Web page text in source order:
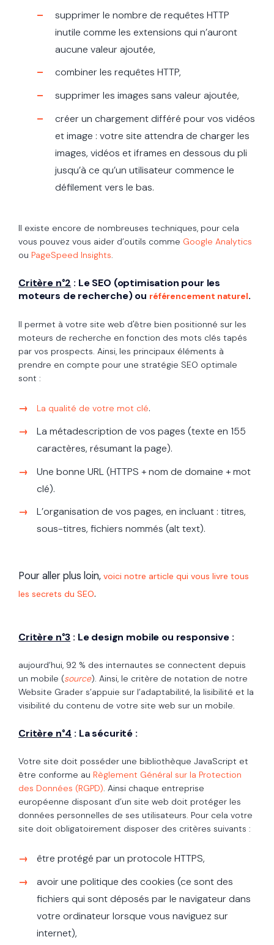
supprimer le nombre de requêtes HTTP
inutile comme les extensions qui n’auront
aucune valeur ajoutée,
combiner les requêtes HTTP,
supprimer les images sans valeur ajoutée,
créer un chargement différé pour vos vidéos
et image : votre site attendra de charger les
images, vidéos et iframes en dessous du pli
jusqu’à ce qu’un utilisateur commence le
défilement vers le bas.
Il existe encore de nombreuses techniques, pour cela
vous pouvez vous aider d’outils comme Google Analytics
ou PageSpeed Insights.
Critère n°2 : Le SEO (optimisation pour les
moteurs de recherche) ou référencement naturel.
Il permet à votre site web d'être bien positionné sur les
moteurs de recherche en fonction des mots clés tapés
par vos prospects. Ainsi, les principaux éléments à
prendre en compte pour une stratégie SEO optimale
sont :
La qualité de votre mot clé.
La métadescription de vos pages (texte en 155
caractères, résumant la page).
Une bonne URL (HTTPS + nom de domaine + mot
clé).
L’organisation de vos pages, en incluant : titres,
sous-titres, fichiers nommés (alt text).
Pour aller plus loin, voici notre article qui vous livre tous
les secrets du SEO.
Critère n°3 : Le design mobile ou responsive :
aujourd’hui, 92 % des internautes se connectent depuis
un mobile (source). Ainsi, le critère de notation de notre
Website Grader s’appuie sur l’adaptabilité, la lisibilité et la
visibilité du contenu de votre site web sur un mobile.
Critère n°4 : La sécurité :
Votre site doit posséder une bibliothèque JavaScript et
être conforme au Règlement Général sur la Protection
des Données (RGPD). Ainsi chaque entreprise
européenne disposant d’un site web doit protéger les
données personnelles de ses utilisateurs. Pour cela votre
site doit obligatoirement disposer des critères suivants :
être protégé par un protocole HTTPS,
avoir une politique des cookies (ce sont des
fichiers qui sont déposés par le navigateur dans
votre ordinateur lorsque vous naviguez sur
internet),